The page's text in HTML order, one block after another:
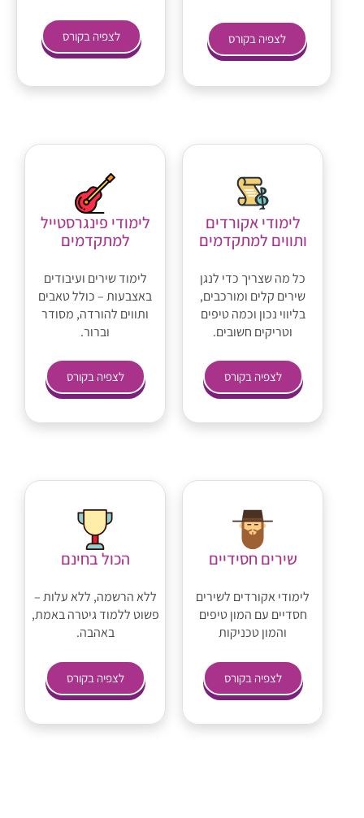
לצפיה בקורס לצפיה בקורס
לימודי אקורדים
ותווים למתקדמים
כל מה שצריך כדי לנגן
שירים קלים ומורכבים,
בליווי נכון וכמה טיפים
וטריקים חשובים.
לצפיה בקורס
לימודי פינגרסטייל
למתקדמים
לימוד שירים ועיבודים
באצבעות – כולל טאבים
ותווים להורדה, מסודר
וברור.
לצפיה בקורס
שירים חסידיים
לימודי אקורדים לשירים
חסדיים עם המון טיפים
והמון טכניקות
לצפיה בקורס
הכול בחינם
ללא הרשמה, ללא עלות –
פשוט ללמוד גיטרה באמת,
באהבה.
לצפיה בקורס